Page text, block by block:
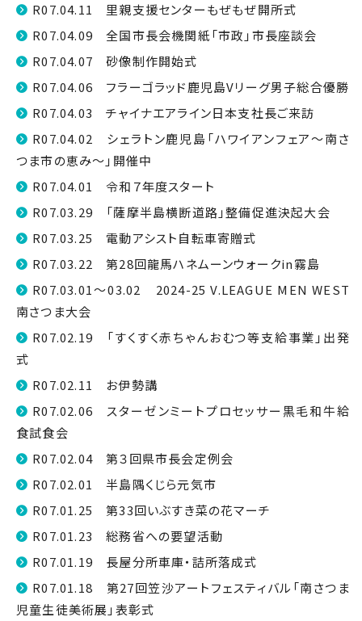
R07.04.11 里親支援センターもぜもぜ開所式
R07.04.09 全国市長会機関紙「市政」市長座談会
R07.04.07 砂像制作開始式
R07.04.06 フラーゴラッド鹿児島Vリーグ男子総合優勝
R07.04.03 チャイナエアライン日本支社長ご来訪
R07.04.02 シェラトン鹿児島「ハワイアンフェア〜南さ
つま市の恵み〜」開催中
R07.04.01 令和７年度スタート
R07.03.29 「薩摩半島横断道路」整備促進決起大会
R07.03.25 電動アシスト自転車寄贈式
R07.03.22 第28回龍馬ハネムーンウォークin霧島
R07.03.01～03.02 2024-25 V.LEAGUE MEN WEST
南さつま大会
R07.02.19 「すくすく赤ちゃんおむつ等支給事業」出発
式
R07.02.11 お伊勢講
R07.02.06 スターゼンミートプロセッサー黒毛和牛給
食試食会
R07.02.04 第３回県市長会定例会
R07.02.01 半島隅くじら元気市
R07.01.25 第33回いぶすき菜の花マーチ
R07.01.23 総務省への要望活動
R07.01.19 長屋分所車庫・詰所落成式
R07.01.18 第27回笠沙アートフェスティバル「南さつま
児童生徒美術展」表彰式